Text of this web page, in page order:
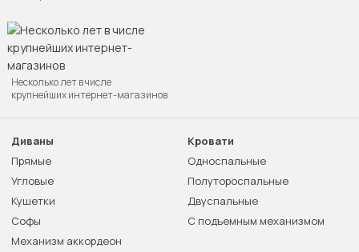
Несколько лет в числе
крупнейших интернет-магазинов
Диваны
Прямые
Угловые
Кушетки
Софы
Механизм аккордеон
Кровати
Односпальные
Полутороспальные
Двуспальные
С подъемным механизмом